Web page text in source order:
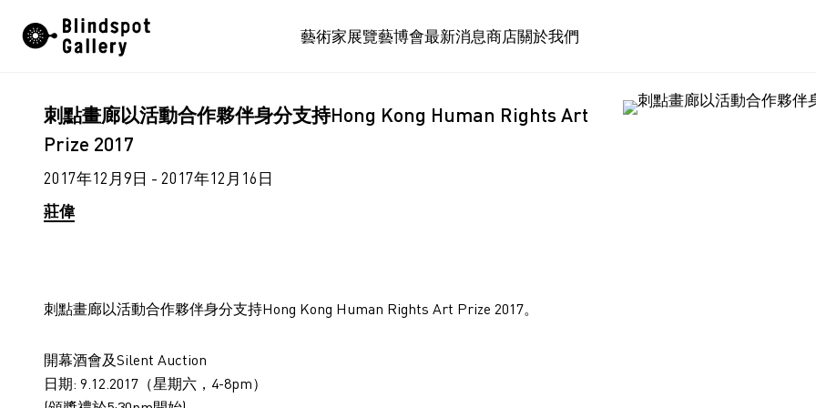
藝術家展覽藝博會最新消息商店關於我們
刺點畫廊以活動合作夥伴身分支持Hong Kong Human Rights Art
Prize 2017
2017年12月9日 - 2017年12月16日
莊偉
刺點畫廊以活動合作夥伴身分支持Hong Kong Human Rights Art Prize 2017。
開幕酒會及Silent Auction
日期: 9.12.2017（星期六，4-8pm）